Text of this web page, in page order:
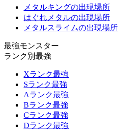
メタルキングの出現場所
はぐれメタルの出現場所
メタルスライムの出現場所
最強モンスター
ランク別最強
Xランク最強
Sランク最強
Aランク最強
Bランク最強
Cランク最強
Dランク最強